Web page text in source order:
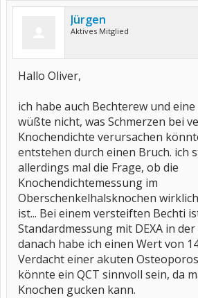
Jürgen
Aktives Mitglied
Hallo Oliver,
ich habe auch Bechterew und
wüßte nicht, was Schmerzen bei
Knochendichte verursachen
entstehen durch einen Bruch. ich
allerdings mal die Frage, ob die
Knochendichtemessung im
Oberschenkelhalsknochen
ist... Bei einem versteiften Bechti
Standardmessung mit DEXA in
danach habe ich einen Wert von
Verdacht einer akuten
könnte ein QCT sinnvoll sein, da
Knochen gucken kann.